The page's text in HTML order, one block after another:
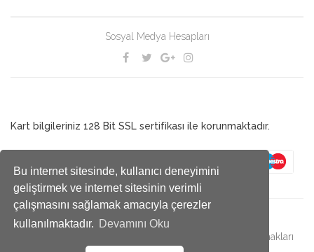
Bu internet sitesinde, kullanıcı deneyimini
geliştirmek ve internet sitesinin verimli
çalışmasını sağlamak amacıyla çerezler
kullanılmaktadır.
Devamını Oku
Sosyal Medya Hesapları
Kart bilgileriniz 128 Bit SSL sertifikası ile korunmaktadır.
© 2019 Antalya Çekirge bir MİRA kuruluşudur. - Bütün hakları
saklıdır.